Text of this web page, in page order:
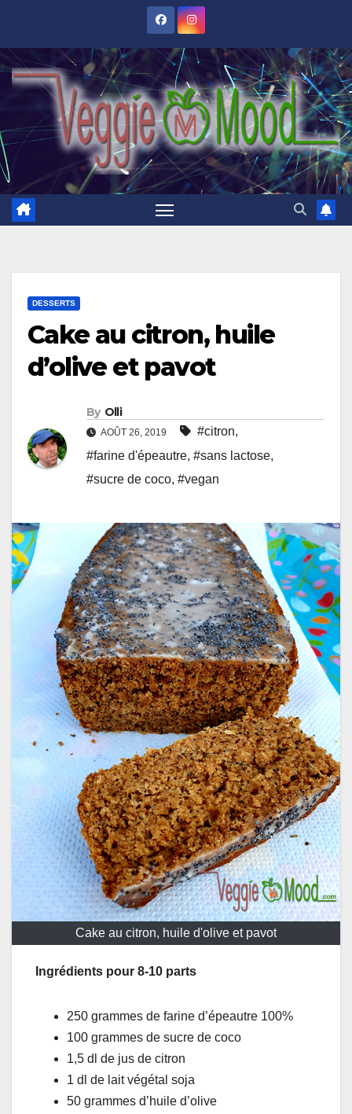
content
DESSERTS
Cake au citron, huile
d’olive et pavot
By Olli
AOÛT 26, 2019 #citron,
#farine d'épeautre, #sans lactose,
#sucre de coco, #vegan
Cake au citron, huile d'olive et pavot
Ingrédients pour 8-10 parts
250 grammes de farine d’épeautre 100%
100 grammes de sucre de coco
1,5 dl de jus de citron
1 dl de lait végétal soja
50 grammes d’huile d’olive